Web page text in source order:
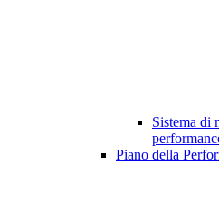
Sistema di
Piano della